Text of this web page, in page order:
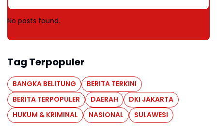
No posts found.
Tag Terpopuler
BANGKA BELITUNG
BERITA TERKINI
BERITA TERPOPULER
DAERAH
DKI JAKARTA
HUKUM & KRIMINAL
NASIONAL SULAWESI